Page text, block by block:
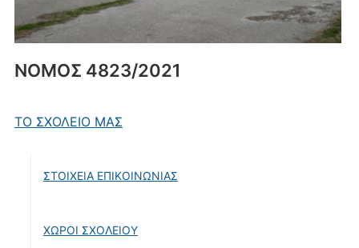
ΝΟΜΟΣ 4823/2021
ΤΟ ΣΧΟΛΕΙΟ ΜΑΣ
ΣΤΟΙΧΕΙΑ ΕΠΙΚΟΙΝΩΝΙΑΣ
ΧΩΡΟΙ ΣΧΟΛΕΙΟΥ